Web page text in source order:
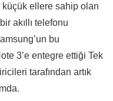
küçük ellere sahip olan
akıllı telefonu
bu
3’e entegre ettiği Tek
tarafından artık